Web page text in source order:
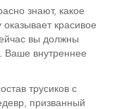
знают, какое
красивое
вы должны
Ваше внутреннее
трусиков с
призванный